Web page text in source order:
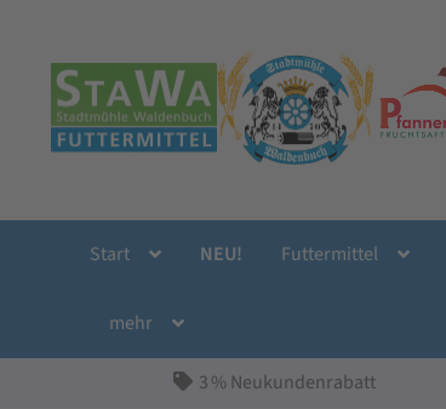
Navigation
springen
Inhalt
springen
Start NEU! Futtermittel
mehr
3 % Neukundenrabatt